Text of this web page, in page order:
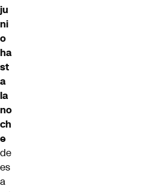
ju
ni
o
ha
st
a
la
no
ch
e
de
es
a